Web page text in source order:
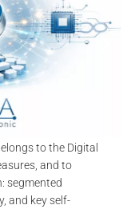
to the Digital
and to
segmented
and key self-